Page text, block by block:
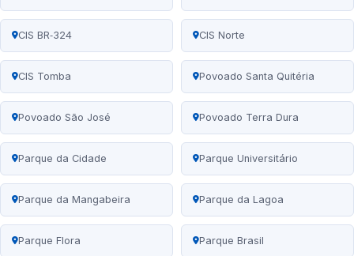
CIS BR‑324 CIS Norte
CIS Tomba Povoado Santa Quitéria
Povoado São José Povoado Terra Dura
Parque da Cidade Parque Universitário
Parque da Mangabeira Parque da Lagoa
Parque Flora Parque Brasil